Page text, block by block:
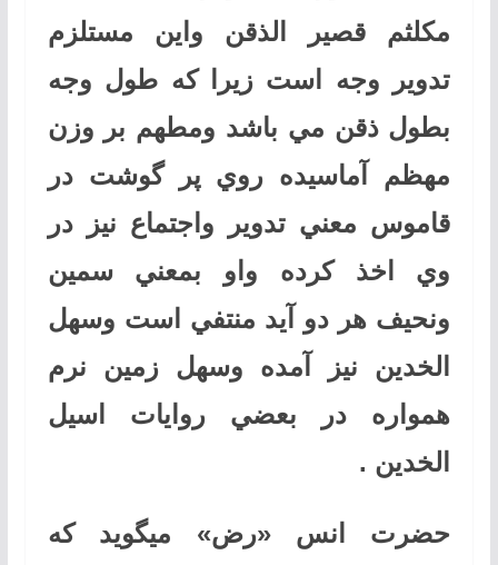
مكلثم قصير الذقن واين مستلزم
تدوير وجه است زيرا كه طول وجه
بطول ذقن مي باشد ومطهم بر وزن
مهظم آماسيده روي پر گوشت در
قاموس معني تدوير واجتماع نيز در
وي اخذ كرده واو بمعني سمين
ونحيف هر دو آيد منتفي است وسهل
الخدين نيز آمده وسهل زمين نرم
همواره در بعضي روايات اسيل
الخدين .
حضرت انس «رض» ميگويد كه